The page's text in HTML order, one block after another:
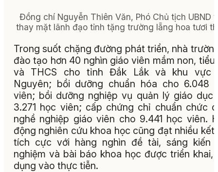
Đồng chí Nguyễn Thiên Văn, Phó Chủ tịch UBND
thay mặt lãnh đạo tỉnh tặng trường lẵng hoa tươi
Trong suốt chặng đường phát triển, nhà
đào tạo hơn 40 nghìn giáo viên mầm non, tiểu
và THCS cho tỉnh Đắk Lắk và khu vực
Nguyên; bồi dưỡng chuẩn hóa cho 6.048
viên; bồi dưỡng nghiệp vụ quản lý giáo dục
3.271 học viên; cấp chứng chỉ chuẩn chức
nghề nghiệp giáo viên cho 9.441 học viên.
động nghiên cứu khoa học cũng đạt nhiều kết
tích cực với hàng nghìn đề tài, sáng kiến
nghiệm và bài báo khoa học được triển khai,
dụng vào thực tiễn.